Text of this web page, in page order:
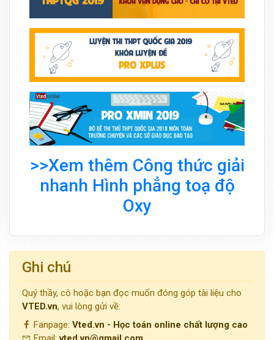
>>Xem thêm Công thức giải
nhanh Hình phẳng toạ độ
Oxy
Ghi chú
Quý thầy, cô hoặc bạn đọc muốn đóng góp tài liệu cho
VTED.vn, vui lòng gửi về:
Fanpage: Vted.vn - Học toán online chất lượng cao